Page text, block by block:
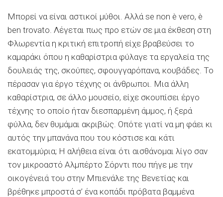
Μπορεί να είναι αστικοί μύθοι. Αλλά se non è vero, è
ben trovato. Λέγεται πως προ ετών σε μια έκθεση στη
Φλωρεντία η κριτική επιτροπή είχε βραβεύσει το
καμαράκι όπου η καθαρίστρια φύλαγε τα εργαλεία της
δουλειάς της, σκούπες, σφουγγαρόπανα, κουβάδες. Το
πέρασαν για έργο τέχνης οι άνθρωποι. Μια άλλη
καθαρίστρια, σε άλλο μουσείο, είχε σκουπίσει έργο
τέχνης το οποίο ήταν διεσπαρμένη άμμος, ή ξερά
φύλλα, δεν θυμάμαι ακριβώς. Οπότε γιατί να μη φάει κι
αυτός την μπανάνα που του κόστισε και κάτι
εκατομμύρια; Η αλήθεια είναι ότι αισθάνομαι λίγο σαν
τον μικροαστό Αλμπέρτο Σόρντι που πήγε με την
οικογένειά του στην Μπιενάλε της Βενετίας και
βρέθηκε μπροστά σ’ ένα κοπάδι πρόβατα βαμμένα